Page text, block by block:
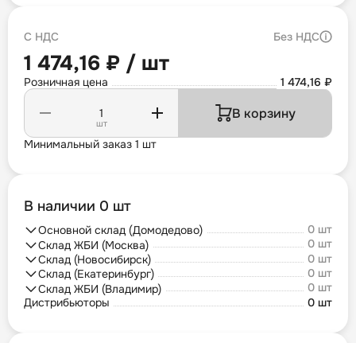
С НДС Без НДС
1 474,16 ₽ / шт
Розничная цена 1 474,16 ₽
шт
В корзину
Минимальный заказ 1 шт
В наличии 0 шт
Основной склад (Домодедово)
0 шт
Склад ЖБИ (Москва)
0 шт
Склад (Новосибирск)
0 шт
Склад (Екатеринбург)
0 шт
Склад ЖБИ (Владимир)
0 шт
Дистрибьюторы
0 шт